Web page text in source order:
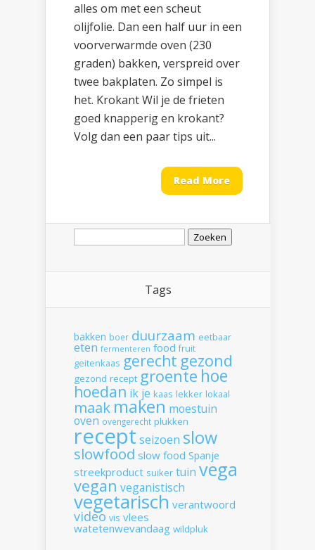
alles om met een scheut
olijfolie. Dan een half uur in een
voorverwarmde oven (230
graden) bakken, verspreid over
twee bakplaten. Zo simpel is
het. Krokant Wil je de frieten
goed knapperig en krokant?
Volg dan een paar tips uit...
Read More
Zoeken
Tags
bakken boer duurzaam eetbaar
eten fermenteren food fruit
geitenkaas gerecht gezond
gezond recept groente hoe
hoedan ik je kaas lekker lokaal
maak maken moestuin
oven ovengerecht plukken
recept seizoen slow
slowfood slow food Spanje
streekproduct suiker tuin vega
vegan veganistisch
vegetarisch verantwoord
video vis vlees
watetenwevandaag wildpluk